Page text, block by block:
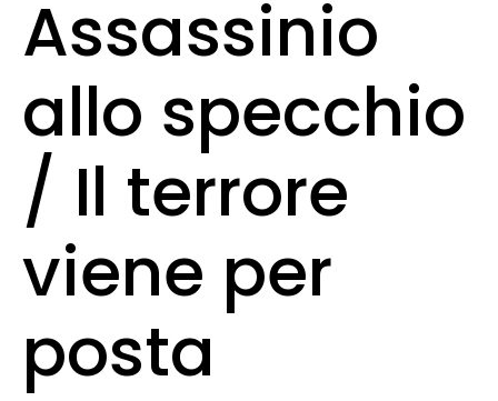
Assassinio
allo specchio
/ Il terrore
viene per
posta